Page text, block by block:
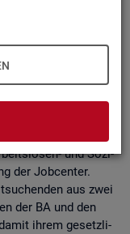
Dau­ern, Leis­
Mess­grö­ßen er­mit­
ge­glie­dert und
er­werbs­bio­gra­fi­
und So­zi­
der Job­cen­ter.
aus zwei
der BA und den
ihrem ge­setz­li­